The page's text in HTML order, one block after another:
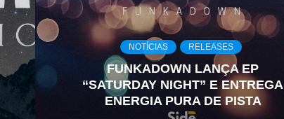
NOTÍCIAS RELEASES
FUNKADOWN LANÇA EP
“SATURDAY NIGHT” E ENTREGA
ENERGIA PURA DE PISTA